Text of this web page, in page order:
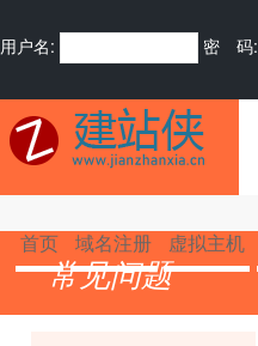
用户名: 密 码:
首页 域名注册 虚拟主机
常见问题